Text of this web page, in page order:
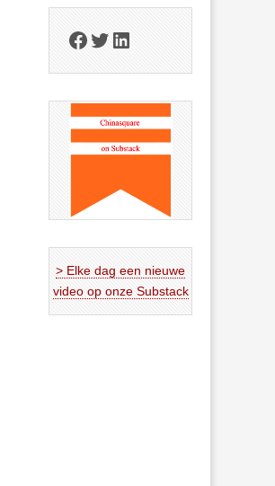
Facebook
Twitter
LinkedIn
> Elke dag een nieuwe
video op onze Substack